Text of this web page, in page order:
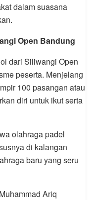
dalam suasana
Open Bandung
dari Siliwangi Open
peserta. Menjelang
100 pasangan atau
diri untuk ikut serta
olahraga padel
di kalangan
baru yang seru
Ariq